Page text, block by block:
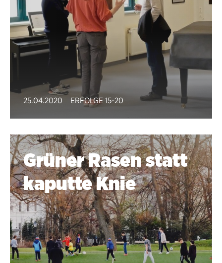
25.04.2020 ERFOLGE 15-20
Grüner Rasen statt
kaputte Knie